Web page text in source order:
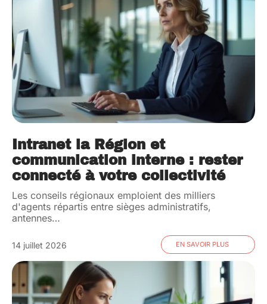
Intranet la Région et
communication interne : rester
connecté à votre collectivité
Les conseils régionaux emploient des milliers
d'agents répartis entre sièges administratifs,
antennes…
14 juillet 2026 EN SAVOIR PLUS